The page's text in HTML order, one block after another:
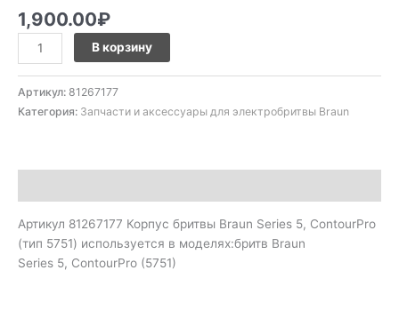
1,900.00₽
В корзину
Артикул: 81267177
Категория: Запчасти и аксессуары для электробритвы Braun
Артикул 81267177 Корпус бритвы Braun Series 5, ContourPro
(тип 5751) используется в моделях:бритв Braun
Series 5, ContourPro (5751)